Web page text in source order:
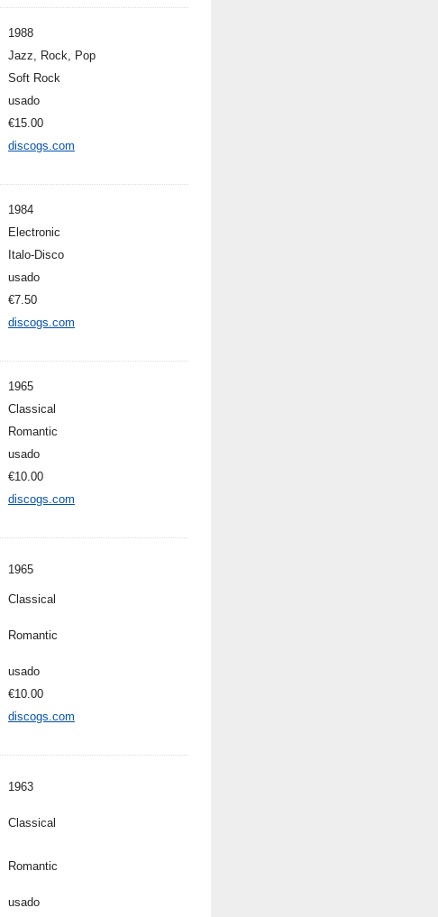
1988
Jazz, Rock, Pop
Soft Rock
usado
€15.00
discogs.com
1984
Electronic
Italo-Disco
usado
€7.50
discogs.com
1965
Classical
Romantic
usado
€10.00
discogs.com
1965
Classical
Romantic
usado
€10.00
discogs.com
1963
Classical
Romantic
usado